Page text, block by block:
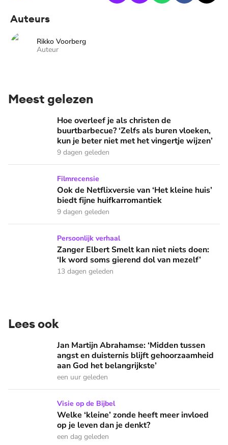
Auteurs
Rikko Voorberg
Auteur
Meest gelezen
Hoe overleef je als christen de buurtbarbecue? ‘Zelfs als
Hoe overleef je als christen de
buurtbarbecue? ‘Zelfs als buren vloeken,
kun je beter niet met het vingertje wijzen’
9 dagen geleden
Ook de Netflixversie van ‘Het kleine huis’ biedt fijne
Filmrecensie
Ook de Netflixversie van ‘Het kleine huis’
biedt fijne huifkarromantiek
9 dagen geleden
Zanger Elbert Smelt kan niet niets doen: ‘Ik word soms
Persoonlijk verhaal
Zanger Elbert Smelt kan niet niets doen:
‘Ik word soms gierend dol van mezelf’
13 dagen geleden
Lees ook
Jan Martijn Abrahamse: ‘Midden tussen angst en
Jan Martijn Abrahamse: ‘Midden tussen
angst en duisternis blijft gehoorzaamheid
aan God het belangrijkste’
een uur geleden
Welke ‘kleine’ zonde heeft meer invloed op je leven dan je
Visie op de Bijbel
Welke ‘kleine’ zonde heeft meer invloed
op je leven dan je denkt?
een dag geleden